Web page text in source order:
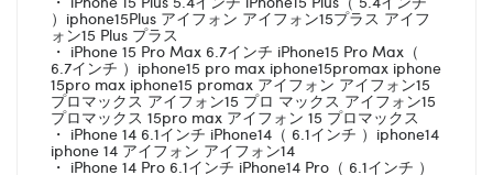
）iphone15Plus アイフォン アイフォン15プラス アイフ
ォン15 Plus プラス
・ iPhone 15 Pro Max 6.7インチ iPhone15 Pro Max（
6.7インチ ）iphone15 pro max iphone15promax iphone
15pro max iphone15 promax アイフォン アイフォン15
プロマックス アイフォン15 プロ マックス アイフォン15
プロマックス 15pro max アイフォン 15 プロマックス
・ iPhone 14 6.1インチ iPhone14（ 6.1インチ ）iphone14
iphone 14 アイフォン アイフォン14
・ iPhone 14 Pro 6.1インチ iPhone14 Pro（ 6.1インチ ）